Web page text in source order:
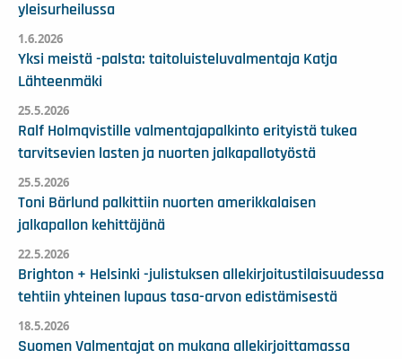
yleisurheilussa
1.6.2026
Yksi meistä -palsta: taitoluisteluvalmentaja Katja
Lähteenmäki
25.5.2026
Ralf Holmqvistille valmentajapalkinto erityistä tukea
tarvitsevien lasten ja nuorten jalkapallotyöstä
25.5.2026
Toni Bärlund palkittiin nuorten amerikkalaisen
jalkapallon kehittäjänä
22.5.2026
Brighton + Helsinki -julistuksen allekirjoitustilaisuudessa
tehtiin yhteinen lupaus tasa-arvon edistämisestä
18.5.2026
Suomen Valmentajat on mukana allekirjoittamassa